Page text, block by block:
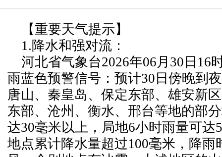
【重要天气提示】
1.降水和强对流：
河北省气象台2026年06月30日16
雨蓝色预警信号：预计30日傍晚到
唐山、秦皇岛、保定东部、雄安新
东部、沧州、衡水、邢台等地的部
达30毫米以上，局地6小时雨量可达
地点累计降水量超过100毫米，降雨